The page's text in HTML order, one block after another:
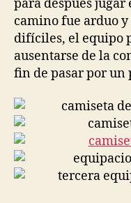
para después
camino fue arduo y
difíciles, el equipo
ausentarse de la
fin de pasar por un